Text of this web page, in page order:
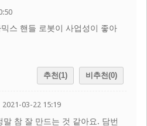
스 핸들 로봇이 사업성이 좋아
추천(1) 비추천(0)
2021-03-22 15:19
말 참 잘 만드는 것 같아요. 담번